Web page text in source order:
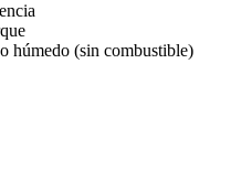
húmedo (sin combustible)